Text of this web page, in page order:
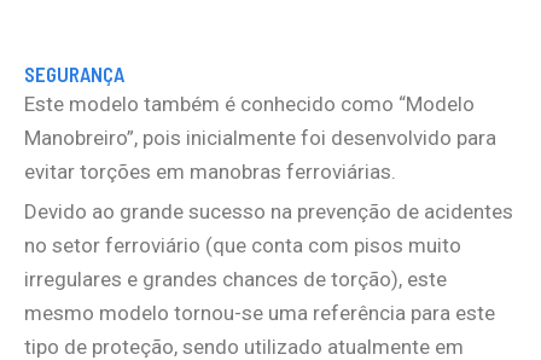
SEGURANÇA
Este modelo também é conhecido como “Modelo
Manobreiro”, pois inicialmente foi desenvolvido para
evitar torções em manobras ferroviárias.
Devido ao grande sucesso na prevenção de acidentes
no setor ferroviário (que conta com pisos muito
irregulares e grandes chances de torção), este
mesmo modelo tornou-se uma referência para este
tipo de proteção, sendo utilizado atualmente em